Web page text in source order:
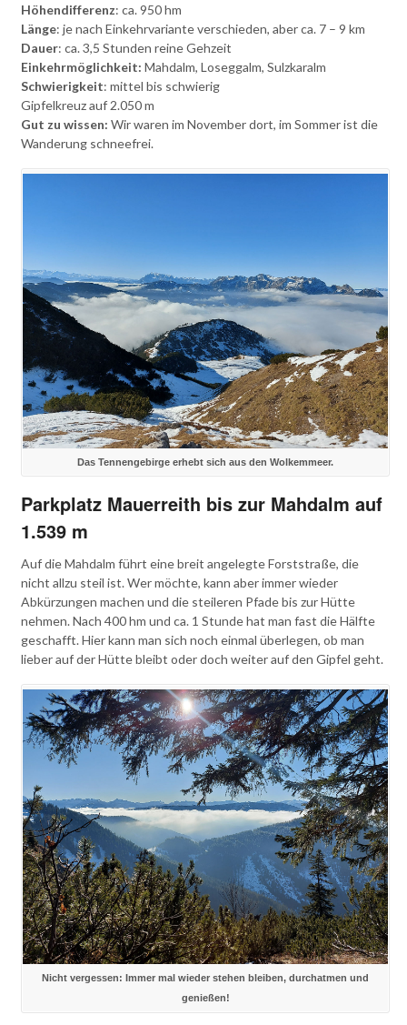
Höhendifferenz: ca. 950 hm
Länge: je nach Einkehrvariante verschieden, aber ca. 7 – 9 km
Dauer: ca. 3,5 Stunden reine Gehzeit
Einkehrmöglichkeit: Mahdalm, Loseggalm, Sulzkaralm
Schwierigkeit: mittel bis schwierig
Gipfelkreuz auf 2.050 m
Gut zu wissen: Wir waren im November dort, im Sommer ist die
Wanderung schneefrei.
Das Tennengebirge erhebt sich aus den Wolkemmeer.
Parkplatz Mauerreith bis zur Mahdalm auf
1.539 m
Auf die Mahdalm führt eine breit angelegte Forststraße, die
nicht allzu steil ist. Wer möchte, kann aber immer wieder
Abkürzungen machen und die steileren Pfade bis zur Hütte
nehmen. Nach 400 hm und ca. 1 Stunde hat man fast die Hälfte
geschafft. Hier kann man sich noch einmal überlegen, ob man
lieber auf der Hütte bleibt oder doch weiter auf den Gipfel geht.
Nicht vergessen: Immer mal wieder stehen bleiben, durchatmen und
genießen!